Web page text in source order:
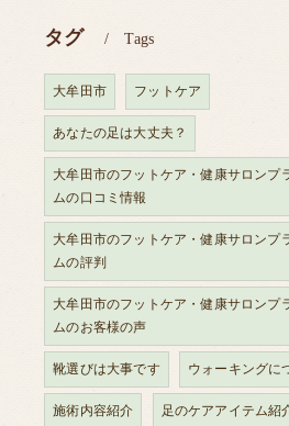
タグ Tags
大牟田市 フットケア
あなたの足は大丈夫？
大牟田市のフットケア・健康サロンプ
ムの口コミ情報
大牟田市のフットケア・健康サロンプ
ムの評判
大牟田市のフットケア・健康サロンプ
ムのお客様の声
靴選びは大事です ウォーキングに
施術内容紹介 足のケアアイテム紹